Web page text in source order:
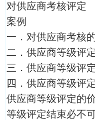
对供应商考核评定
案例
一．对供应商考核
二．供应商等级评
三．供应商等级评
四．供应商等级评
供应商等级评定的
等级评定结束必不